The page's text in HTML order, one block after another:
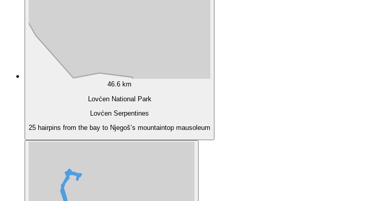
46.6 km
Lovćen National Park
Lovćen Serpentines
25 hairpins from the bay to Njegoš’s mountaintop mausoleum